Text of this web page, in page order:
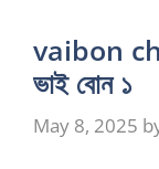
vaibon
ভাই বোন ১
May 8, 2025